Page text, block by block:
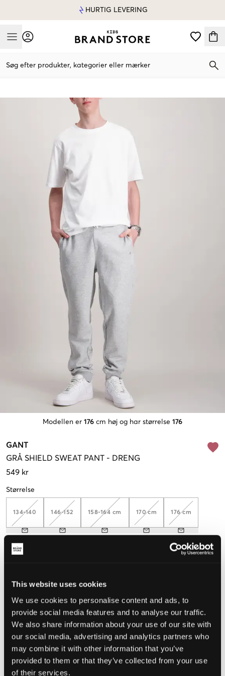
This website uses cookies
We use cookies to personalise content and ads, to
provide social media features and to analyse our traffic.
We also share information about your use of our site with
our social media, advertising and analytics partners who
may combine it with other information that you’ve
provided to them or that they’ve collected from your use
of their services.
HURTIG LEVERING
Mobile Menu
Søg efter produkter, kategorier eller mærker
Modellen er 176 cm høj og har størrelse 176
GANT
GRÅ SHIELD SWEAT PANT - DRENG
549 kr
Størrelse
134-140 146-152 158-164 cm 170 cm 176 cm
Opfattet størrelse
STØRRELSESGUIDE
VÆLG EN STØRRELSE
Hurtig levering
Fri fragt over 499 kr
Fortrydelsesret i 60 dager